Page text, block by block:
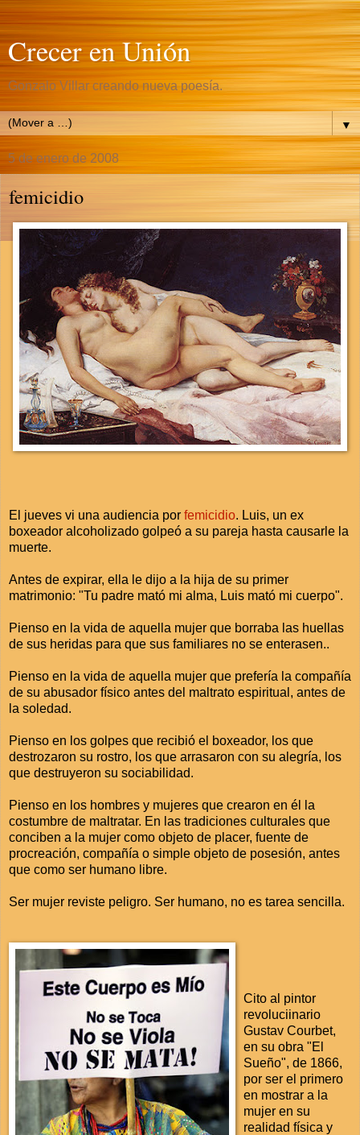
Crecer en Unión
Gonzalo Villar creando nueva poesía.
▼
5 de enero de 2008
femicidio
El jueves vi una audiencia por femicidio. Luis, un ex
boxeador alcoholizado golpeó a su pareja hasta causarle la
muerte.
Antes de expirar, ella le dijo a la hija de su primer
matrimonio: "Tu padre mató mi alma, Luis mató mi cuerpo".
Pienso en la vida de aquella mujer que borraba las huellas
de sus heridas para que sus familiares no se enterasen..
Pienso en la vida de aquella mujer que prefería la compañía
de su abusador físico antes del maltrato espiritual, antes de
la soledad.
Pienso en los golpes que recibió el boxeador, los que
destrozaron su rostro, los que arrasaron con su alegría, los
que destruyeron su sociabilidad.
Pienso en los hombres y mujeres que crearon en él la
costumbre de maltratar. En las tradiciones culturales que
conciben a la mujer como objeto de placer, fuente de
procreación, compañía o simple objeto de posesión, antes
que como ser humano libre.
Ser mujer reviste peligro. Ser humano, no es tarea sencilla.
Cito al pintor
revoluciinario
Gustav Courbet,
en su obra "El
Sueño", de 1866,
por ser el primero
en mostrar a la
mujer en su
realidad física y